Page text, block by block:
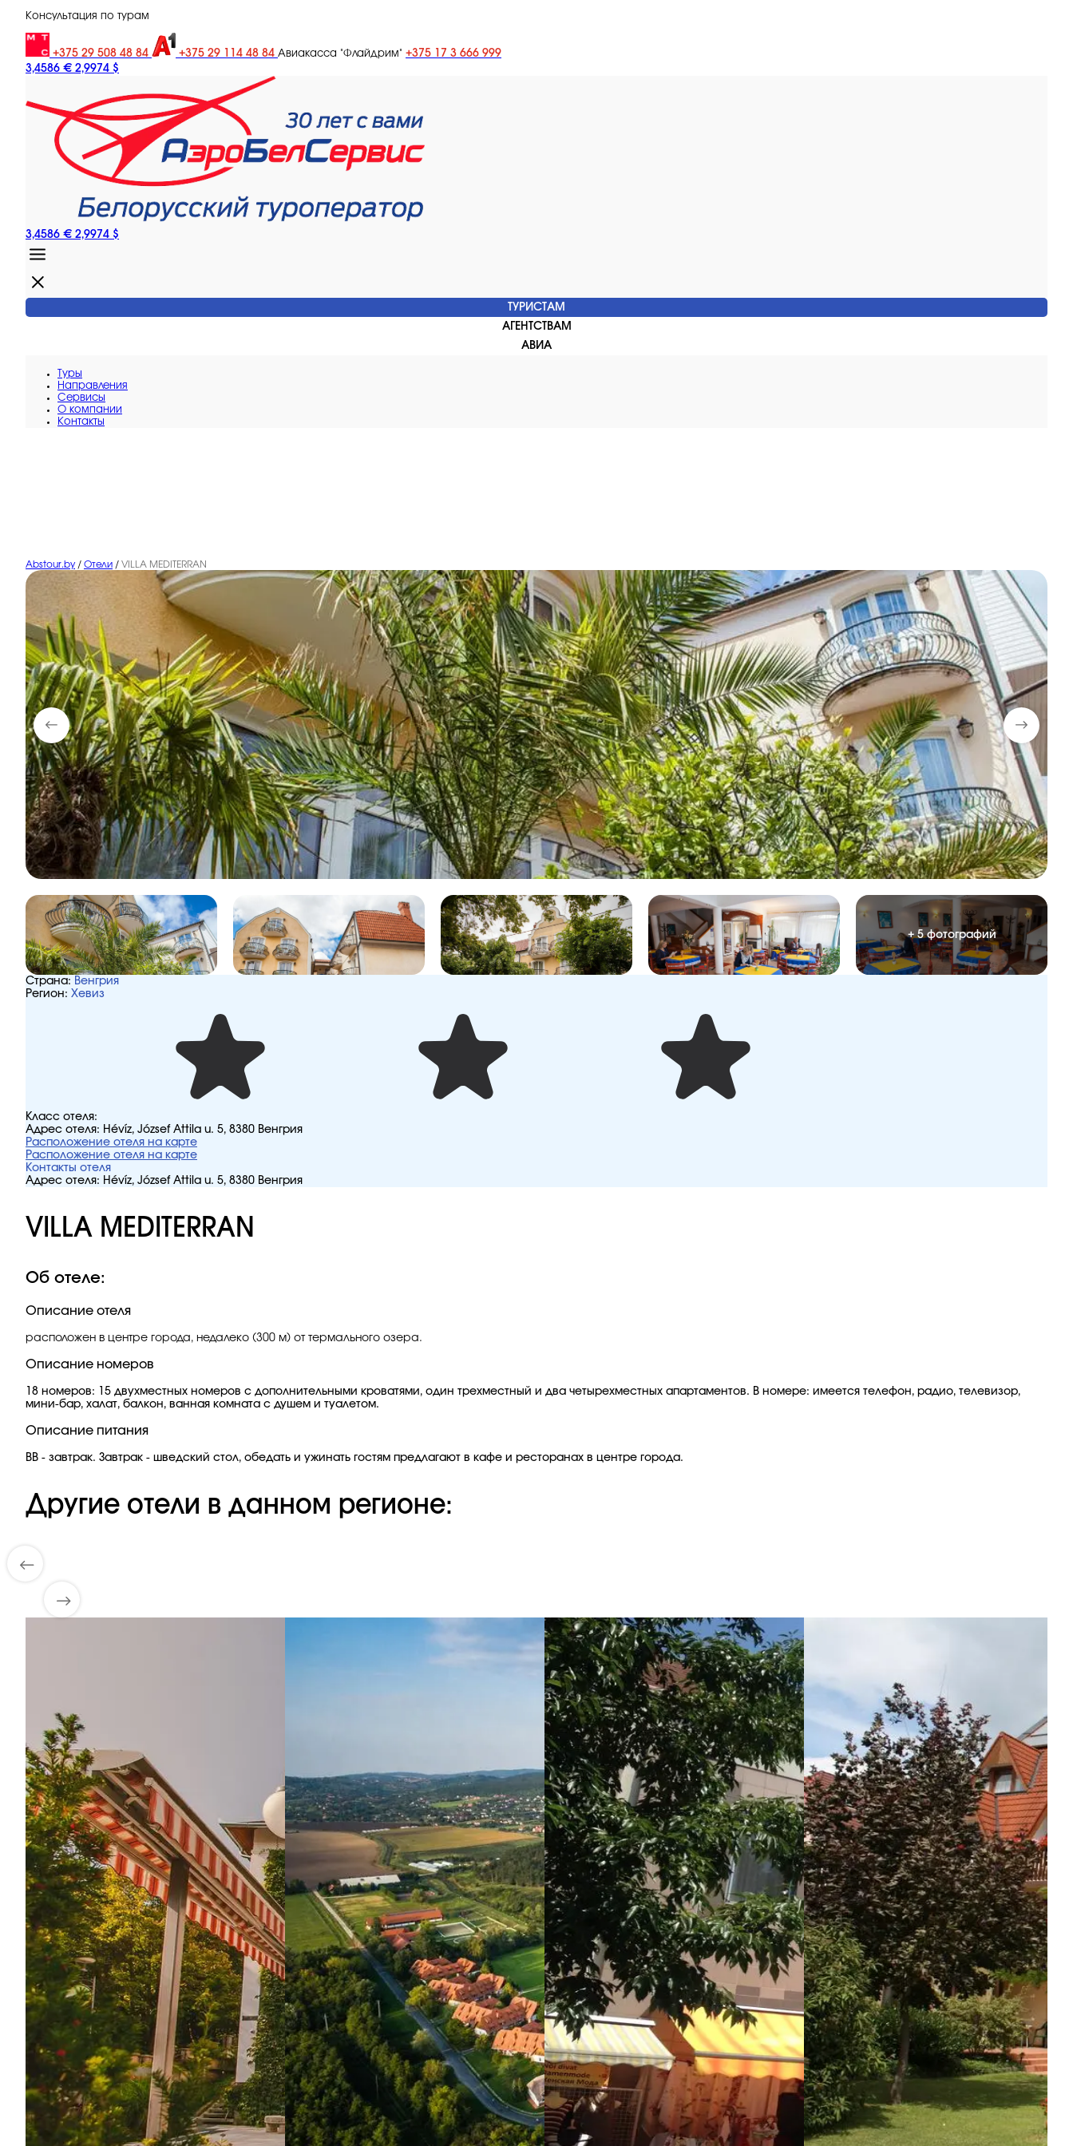
Консультация по турам
+375 29 508 48 84 +375 29 114 48 84 Авиакасса "Флайдрим" +375 17 3 666 999
3,4586 € 2,9974 $
3,4586 € 2,9974 $
ТУРИСТАМ
АГЕНТСТВАМ
АВИА
Туры
Направления
Сервисы
O компании
Контакты
Abstour.by / Отели / VILLA MEDITERRAN
+ 5 фотографий
Страна: Венгрия
Регион: Хевиз
Класс отеля:
Адрес отеля: Hévíz, József Attila u. 5, 8380 Венгрия
Расположение отеля на карте
Расположение отеля на карте
Контакты отеля
Адрес отеля: Hévíz, József Attila u. 5, 8380 Венгрия
VILLA MEDITERRAN
Об отеле:
Описание отеля
расположен в центре города, недалеко (300 м) от термального озера.
Описание номеров
18 номеров: 15 двухместных номеров с дополнительными кроватями, один трехместный и два четырехместных апартаментов. В номере: имеется телефон, радио, телевизор,
мини-бар, халат, балкон, ванная комната с душем и туалетом.
Описание питания
ВВ - завтрак. Завтрак - шведский стол, обедать и ужинать гостям предлагают в кафе и ресторанах в центре города.
Другие отели в данном регионе: